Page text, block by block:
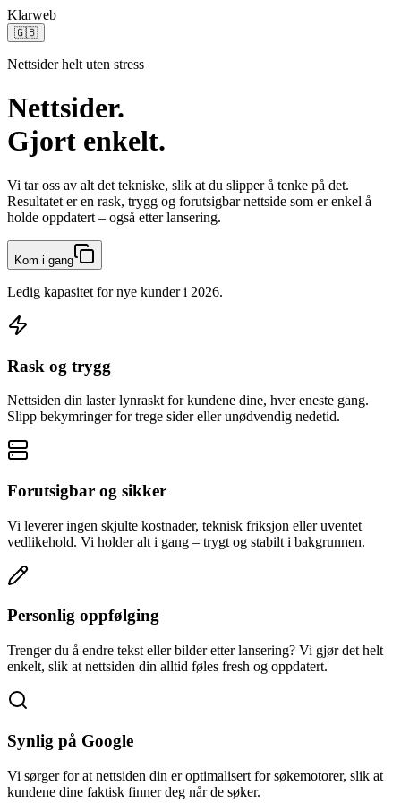
Klarweb
🇬🇧
Nettsider helt uten stress
Nettsider.
Gjort enkelt.
Vi tar oss av alt det tekniske, slik at du slipper å tenke på det.
Resultatet er en rask, trygg og forutsigbar nettside som er enkel å
holde oppdatert – også etter lansering.
Kom i gang
Ledig kapasitet for nye kunder i 2026.
Rask og trygg
Nettsiden din laster lynraskt for kundene dine, hver eneste gang.
Slipp bekymringer for trege sider eller unødvendig nedetid.
Forutsigbar og sikker
Vi leverer ingen skjulte kostnader, teknisk friksjon eller uventet
vedlikehold. Vi holder alt i gang – trygt og stabilt i bakgrunnen.
Personlig oppfølging
Trenger du å endre tekst eller bilder etter lansering? Vi gjør det helt
enkelt, slik at nettsiden din alltid føles fresh og oppdatert.
Synlig på Google
Vi sørger for at nettsiden din er optimalisert for søkemotorer, slik at
kundene dine faktisk finner deg når de søker.